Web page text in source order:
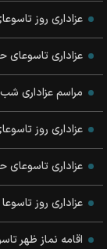
عزاداری روز
عزاداری
مراسم عزاداری
عزاداری روز
عزاداری
عزاداری روز
اقامه نماز ظهر